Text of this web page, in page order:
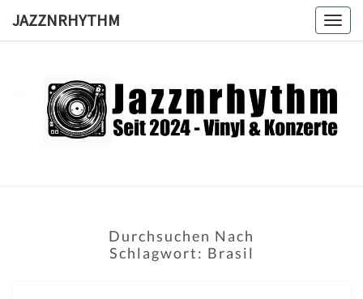
JAZZNRHYTHM
Seit
2024 –
Durchsuchen Nach
Schlagwort: Brasil